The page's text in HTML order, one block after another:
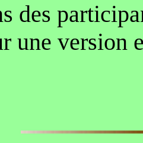
des
une version